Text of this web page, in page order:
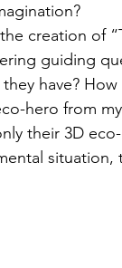
creation of
guiding
have?
hero from
their 3D
situation,